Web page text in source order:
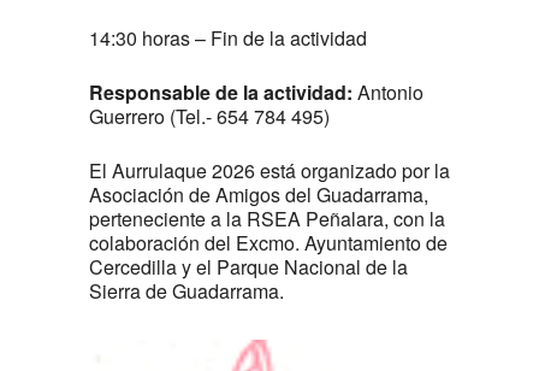
14:30 horas ­– Fin de la actividad
Responsable de la actividad: Antonio
Guerrero (Tel.- 654 784 495)
El Aurrulaque 2026 está organizado por la
Asociación de Amigos del Guadarrama,
perteneciente a la RSEA Peñalara, con la
colaboración del Excmo. Ayuntamiento de
Cercedilla y el Parque Nacional de la
Sierra de Guadarrama.